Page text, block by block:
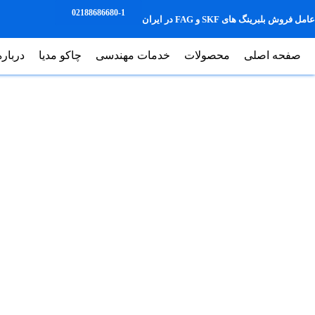
عامل فروش بلبرینگ های SKF و FAG در ایران
02188686680-1
صفحه اصلی محصولات خدمات مهندسی چاکو مدیا